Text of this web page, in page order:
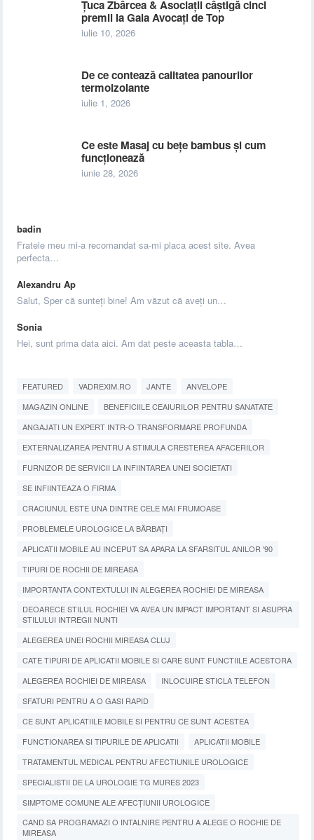
Țuca Zbârcea & Asociații câștigă cinci
premii la Gala Avocați de Top
iulie 10, 2026
De ce contează calitatea panourilor
termoizolante
iulie 1, 2026
Ce este Masaj cu bețe bambus și cum
funcționează
iunie 28, 2026
badin
Fratele meu mi-a recomandat sa-mi placa acest site. Avea
perfecta…
Alexandru Ap
Salut, Sper că sunteți bine! Am văzut că aveți un…
Sonia
Hei, sunt prima data aici. Am dat peste aceasta tabla…
FEATURED VADREXIM.RO JANTE
ANVELOPE
MAGAZIN ONLINE
BENEFICIILE CEAIURILOR PENTRU SANATATE
ANGAJATI UN EXPERT INTR-O TRANSFORMARE PROFUNDA
EXTERNALIZAREA PENTRU A STIMULA CRESTEREA AFACERILOR
FURNIZOR DE SERVICII LA INFIINTAREA UNEI SOCIETATI
SE INFIINTEAZA O FIRMA
CRACIUNUL ESTE UNA DINTRE CELE MAI FRUMOASE
PROBLEMELE UROLOGICE LA BĂRBAȚI
APLICATII MOBILE AU INCEPUT SA APARA LA SFARSITUL ANILOR '90
TIPURI DE ROCHII DE MIREASA
IMPORTANTA CONTEXTULUI IN ALEGEREA ROCHIEI DE MIREASA
DEOARECE STILUL ROCHIEI VA AVEA UN IMPACT IMPORTANT SI ASUPRA
STILULUI INTREGII NUNTI
ALEGEREA UNEI ROCHII MIREASA CLUJ
CATE TIPURI DE APLICATII MOBILE SI CARE SUNT FUNCTIILE ACESTORA
ALEGEREA ROCHIEI DE MIREASA
INLOCUIRE STICLA TELEFON
SFATURI PENTRU A O GASI RAPID
CE SUNT APLICATIILE MOBILE SI PENTRU CE SUNT ACESTEA
FUNCTIONAREA SI TIPURILE DE APLICATII
APLICATII MOBILE
TRATAMENTUL MEDICAL PENTRU AFECTIUNILE UROLOGICE
SPECIALISTII DE LA UROLOGIE TG MURES 2023
SIMPTOME COMUNE ALE AFECȚIUNII UROLOGICE
CAND SA PROGRAMAZI O INTALNIRE PENTRU A ALEGE O ROCHIE DE
MIREASA